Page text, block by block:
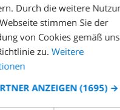
abfahrtszeiten
SPANISH
ITALIAN
Durch die weitere
stimmen Sie der
von Cookies gemäß
zu. Weitere
ANZEIGEN (1695) →